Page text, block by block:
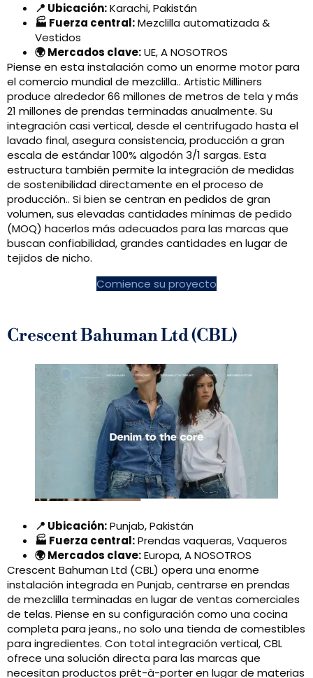
📍 Ubicación:Karachi, Pakistán
🏭 Fuerza central:Mezclilla automatizada &
Vestidos
🌍 Mercados clave:UE, A NOSOTROS
Piense en esta instalación como un enorme motor para
el comercio mundial de mezclilla.. Artistic Milliners
produce alrededor 66 millones de metros de tela y más
21 millones de prendas terminadas anualmente. Su
integración casi vertical, desde el centrifugado hasta el
lavado final, asegura consistencia, producción a gran
escala de estándar 100% algodón 3/1 sargas. Esta
estructura también permite la integración de medidas
de sostenibilidad directamente en el proceso de
producción.. Si bien se centran en pedidos de gran
volumen, sus elevadas cantidades mínimas de pedido
(MOQ) hacerlos más adecuados para las marcas que
buscan confiabilidad, grandes cantidades en lugar de
tejidos de nicho.
Comience su proyecto
Crescent Bahuman Ltd (CBL)
📍 Ubicación:Punjab, Pakistán
🏭 Fuerza central:Prendas vaqueras, Vaqueros
🌍 Mercados clave:Europa, A NOSOTROS
Crescent Bahuman Ltd (CBL) opera una enorme
instalación integrada en Punjab, centrarse en prendas
de mezclilla terminadas en lugar de ventas comerciales
de telas. Piense en su configuración como una cocina
completa para jeans., no solo una tienda de comestibles
para ingredientes. Con total integración vertical, CBL
ofrece una solución directa para las marcas que
necesitan productos prêt-à-porter en lugar de materias